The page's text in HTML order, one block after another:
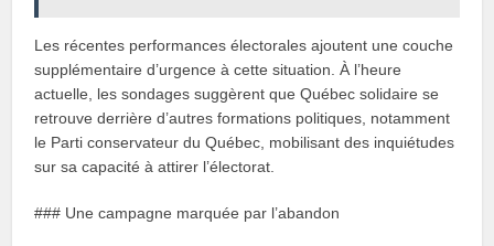
Les récentes performances électorales ajoutent une couche
supplémentaire d’urgence à cette situation. À l’heure
actuelle, les sondages suggèrent que Québec solidaire se
retrouve derrière d’autres formations politiques, notamment
le Parti conservateur du Québec, mobilisant des inquiétudes
sur sa capacité à attirer l’électorat.
### Une campagne marquée par l’abandon